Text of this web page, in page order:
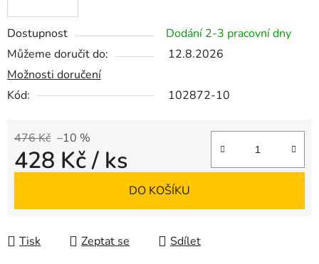
Dostupnost
Dodání 2-3 pracovní dny
Můžeme doručit do:
12.8.2026
Možnosti doručení
Kód:
102872-10
476 Kč –10 %
428 Kč/ ks
DO KOŠÍKU
Tisk Zeptat se Sdílet